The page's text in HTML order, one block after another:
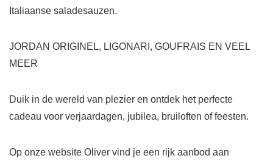
Italiaanse saladesauzen.
JORDAN ORIGINEL, LIGONARI, GOUFRAIS EN VEEL
MEER
Duik in de wereld van plezier en ontdek het perfecte
cadeau voor verjaardagen, jubilea, bruiloften of feesten.
Op onze website Oliver vind je een rijk aanbod aan